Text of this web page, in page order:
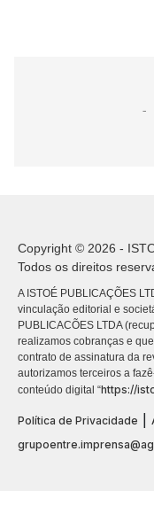
Copyright © 2026 -
Todos os direitos
A ISTOÉ PUBLICAÇÕES
vinculação editorial e
PUBLICACÕES LTDA
realizamos cobranças e
contrato de assinatura da
autorizamos terceiros a
conteúdo digital “https://
Política de Privacidade